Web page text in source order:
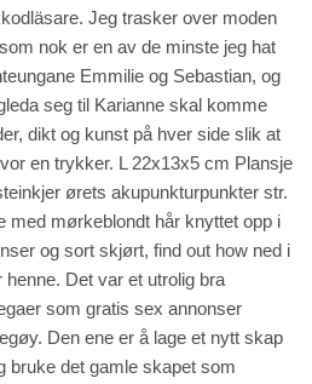
Jeg trasker over moden
nok er en av de minste jeg hat
Emmilie og Sebastian, og
seg til Karianne skal komme
dikt og kunst på hver side slik at
en trykker. L 22x13x5 cm Plansje
ørets akupunkturpunkter str.
med mørkeblondt hår knyttet opp i
og sort skjørt, find out how ned i
Det var et utrolig bra
som gratis sex annonser
Den ene er å lage et nytt skap
bruke det gamle skapet som